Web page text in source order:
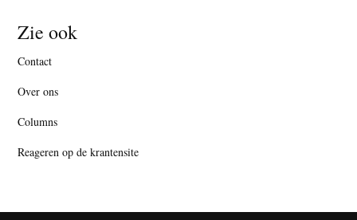
Zie ook
Contact
Over ons
Columns
Reageren op de krantensite